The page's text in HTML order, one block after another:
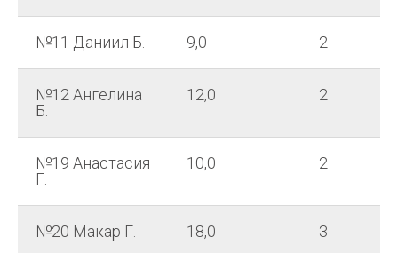
№11 Даниил Б. 9,0 2
№12 Ангелина
Б.
12,0 2
№19 Анастасия
Г.
10,0 2
№20 Макар Г. 18,0 3